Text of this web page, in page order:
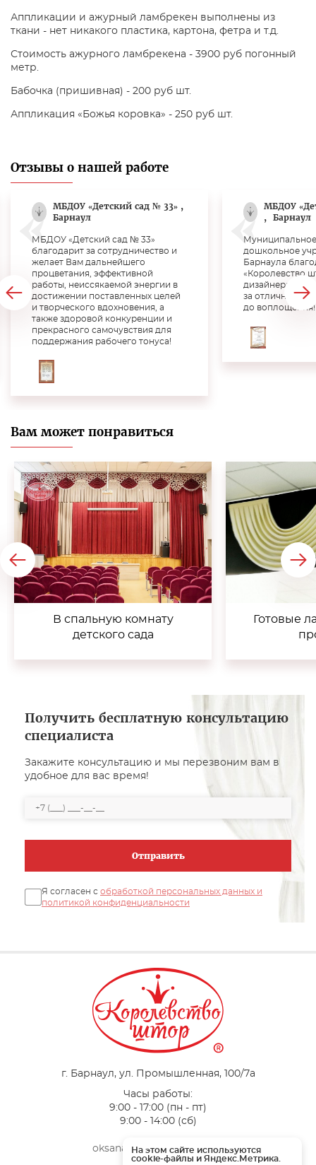
Аппликации и ажурный ламбрекен выполнены из
ткани - нет никакого пластика, картона, фетра и т.д.
Стоимость ажурного ламбрекена - 3900 руб погонный
метр.
Бабочка (пришивная) - 200 руб шт.
Аппликация «Божья коровка» - 250 руб шт.
Отзывы о нашей работе
МБДОУ «Детский сад № 33» ,
Барнаул
МБДОУ «Детский сад № 33»
благодарит за сотрудничество и
желает Вам дальнейшего
процветания, эффективной
работы, неиссякаемой энергии в
достижении поставленных целей
и творческого вдохновения, а
также здоровой конкуренции и
прекрасного самочувствия для
поддержания рабочего тонуса!
МБДОУ
,
Барнаул
дошкольное
Барнаула
«Королевство
дизайнера
за отличную
до
Вам может понравиться
В спальную комнату
детского сада
Готовые
Получить бесплатную консультацию
специалиста
Закажите консультацию и мы перезвоним вам в
удобное для вас время!
Отправить
Я согласен с обработкой персональных данных и
политикой конфиденциальности
На этом сайте используются
cookie-файлы и Яндекс.Метрика.
г. Барнаул, ул. Промышленная, 100/7a
Часы работы:
9:00 - 17:00 (пн - пт)
9:00 - 14:00 (сб)
oksana-vertograd@mail.ru